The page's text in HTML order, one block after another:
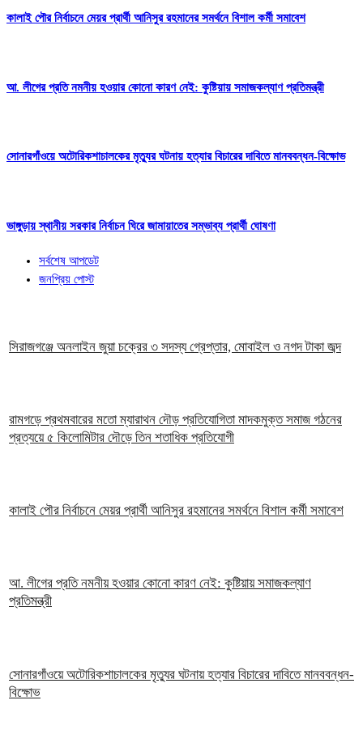
কালাই পৌর নির্বাচনে মেয়র প্রার্থী আনিসুর রহমানের সমর্থনে বিশাল কর্মী সমাবেশ
আ. লীগের প্রতি নমনীয় হওয়ার কোনো কারণ নেই: কুষ্টিয়ায় সমাজকল্যাণ প্রতিমন্ত্রী
সোনারগাঁওয়ে অটোরিকশাচালকের মৃত্যুর ঘটনায় হত্যার বিচারের দাবিতে মানববন্ধন-বিক্ষোভ
ভাঙ্গুড়ায় স্থানীয় সরকার নির্বাচন ঘিরে জামায়াতের সম্ভাব্য প্রার্থী ঘোষণা
সর্বশেষ আপডেট
জনপ্রিয় পোস্ট
সিরাজগঞ্জে অনলাইন জুয়া চক্রের ৩ সদস্য গ্রেপ্তার, মোবাইল ও নগদ টাকা জব্দ
রামগড়ে প্রথমবারের মতো ম্যারাথন দৌড় প্রতিযোগিতা মাদকমুক্ত সমাজ গঠনের
প্রত্যয়ে ৫ কিলোমিটার দৌড়ে তিন শতাধিক প্রতিযোগী
কালাই পৌর নির্বাচনে মেয়র প্রার্থী আনিসুর রহমানের সমর্থনে বিশাল কর্মী সমাবেশ
আ. লীগের প্রতি নমনীয় হওয়ার কোনো কারণ নেই: কুষ্টিয়ায় সমাজকল্যাণ
প্রতিমন্ত্রী
সোনারগাঁওয়ে অটোরিকশাচালকের মৃত্যুর ঘটনায় হত্যার বিচারের দাবিতে মানববন্ধন-
বিক্ষোভ